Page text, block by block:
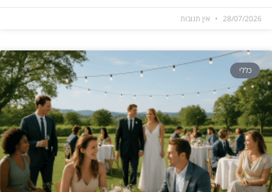
28/07/2026 אין תגובות
כללי